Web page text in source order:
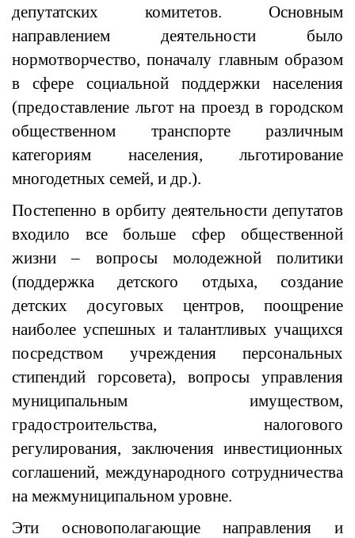
депутатских комитетов. Основным
направлением деятельности было
нормотворчество, поначалу главным образом
в сфере социальной поддержки населения
(предоставление льгот на проезд в городском
общественном транспорте различным
категориям населения, льготирование
многодетных семей, и др.).
Постепенно в орбиту деятельности депутатов
входило все больше сфер общественной
жизни – вопросы молодежной политики
(поддержка детского отдыха, создание
детских досуговых центров, поощрение
наиболее успешных и талантливых учащихся
посредством учреждения персональных
стипендий горсовета), вопросы управления
муниципальным имуществом,
градостроительства, налогового
регулирования, заключения инвестиционных
соглашений, международного сотрудничества
на межмуниципальном уровне.
Эти основополагающие направления и